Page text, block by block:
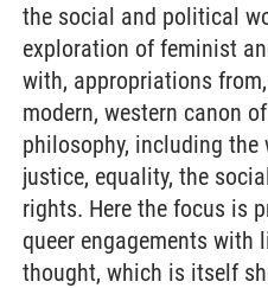
the social and political
exploration of feminist
with, appropriations
modern, western canon
philosophy, including
justice, equality, the
rights. Here the focus is
queer engagements
thought, which is itself